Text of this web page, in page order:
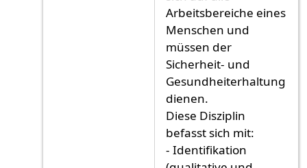
Arbeitsbereiche eines
Menschen und
müssen der
Sicherheit- und
Gesundheiterhaltung
dienen.
Diese Disziplin
befasst sich mit:
- Identifikation